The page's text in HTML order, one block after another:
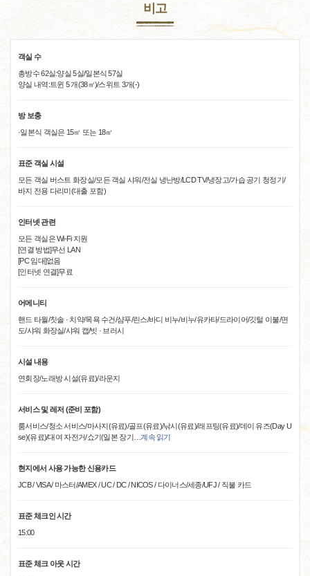
비고
객실 수
총방수 62실:양실 5실/일본식 57실
양실 내역:트윈 5 개(38㎡)/스위트 3개(-)
방 보충
·일본식 객실은 15㎡ 또는 18㎡
표준 객실 시설
모든 객실 버스트 화장실/모든 객실 샤워/전실 냉난방/LCD TV/냉장고/가습 공기 청정기/
바지 전용 다리미(대출 포함)
인터넷 관련
모든 객실은 Wi-Fi 지원
[연결 방법]무선 LAN
[PC 임대]없음
[인터넷 연결]무료
어메니티
핸드 타월/칫솔 · 치약/목욕 수건/샴푸/린스/바디 비누/비누/유카타/드라이어/깃털 이불/면
도/샤워 화장실/샤워 캡/빗 · 브러시
시설 내용
연회장/노래방 시설(유료)/라운지
서비스 및 레저 (준비 포함)
룸서비스/청소 서비스/마사지(유료)/골프(유료)/낚시(유료)/래프팅(유료)/데이 유즈(Day U
se)(유료)/대여 자전거/쇼기(일본 장기… 계속 읽기
현지에서 사용 가능한 신용카드
JCB / VISA / 마스터/AMEX / UC / DC / NICOS / 다이너스/세종/UFJ / 직불 카드
표준 체크인 시간
15:00
표준 체크 아웃 시간